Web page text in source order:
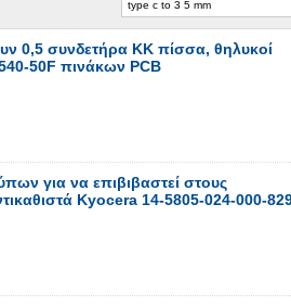
0,5 συνδετήρα ΚΚ πίσσα, θηλυκοί
50F πινάκων PCB
για να επιβιβαστεί στους
Kyocera 14-5805-024-000-